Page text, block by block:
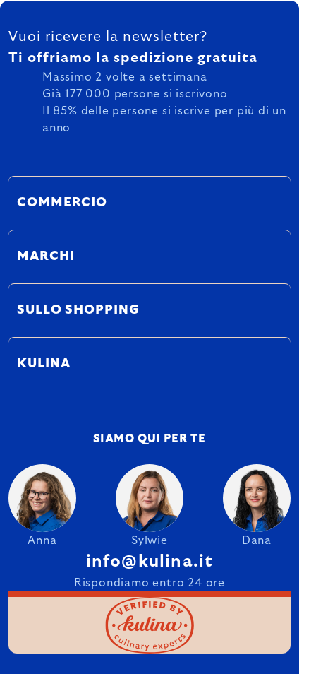
FOOTER
Vuoi ricevere la newsletter?
Ti offriamo la spedizione gratuita
Massimo 2 volte a settimana
Già 177 000 persone si iscrivono
Il 85% delle persone si iscrive per più di un
anno
COMMERCIO
MARCHI
SULLO SHOPPING
KULINA
SIAMO QUI PER TE
Anna Sylwie Dana
info@kulina.it
Rispondiamo entro 24 ore